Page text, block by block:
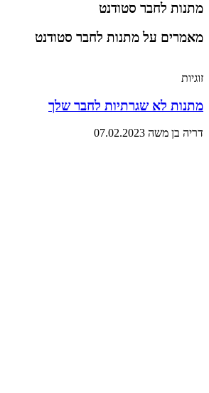
מתנות לחבר סטודנט
מאמרים על מתנות לחבר סטודנט
זוגיות
מתנות לא שגרתיות לחבר שלך
דריה בן משה 07.02.2023